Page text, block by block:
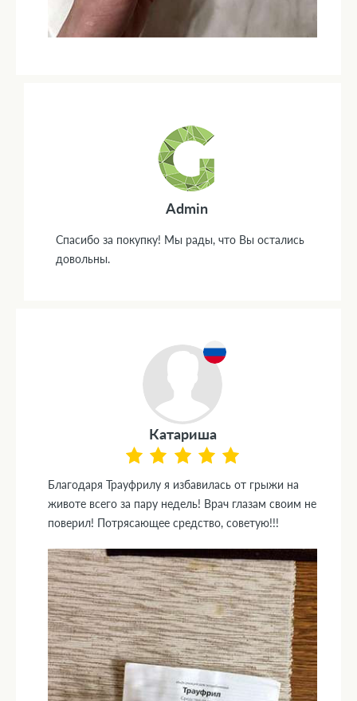
Admin
Спасибо за покупку! Мы рады, что Вы остались
довольны.
Катариша
Благодаря Трауфрилу я избавилась от грыжи на
животе всего за пару недель! Врач глазам своим не
поверил! Потрясающее средство, советую!!!